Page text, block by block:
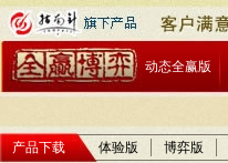
动态全赢版
产品下载 体验版 博弈版